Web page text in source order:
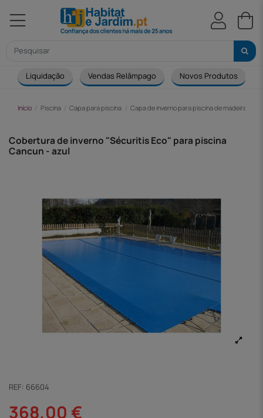
Liquidação Vendas Relâmpago Novos Produtos
Início Piscina Capa para piscina Capa de inverno para piscina de madeira
Cobertura de inverno "Sécuritis Eco" para piscina
Cancun - azul
REF: 66604
368,00 €